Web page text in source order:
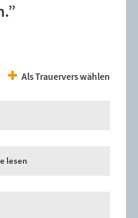
Als Trauervers wählen
lesen